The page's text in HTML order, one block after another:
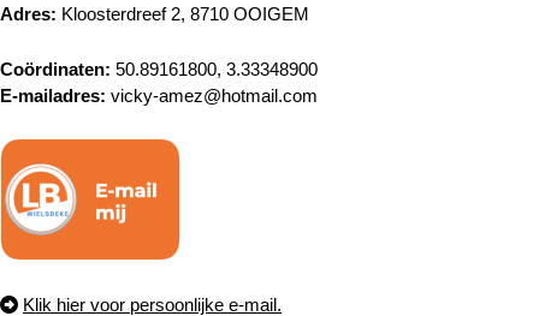
Adres: Kloosterdreef 2, 8710 OOIGEM
Coördinaten: 50.89161800, 3.33348900
E-mailadres: vicky-amez@hotmail.com
Klik hier voor persoonlijke e-mail.